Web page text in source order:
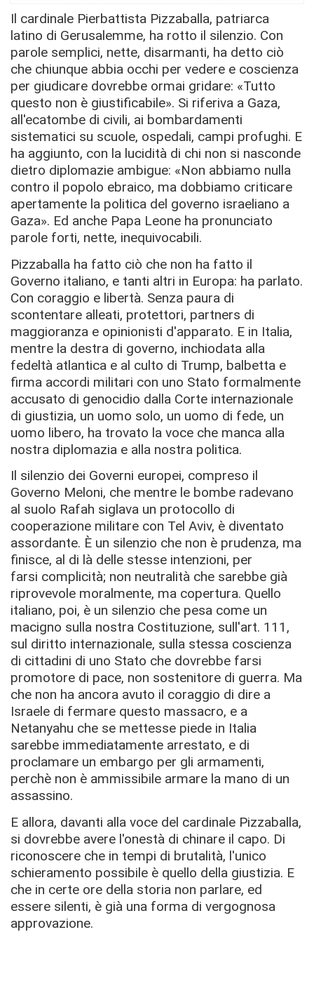
Il cardinale Pierbattista Pizzaballa, patriarca
latino di Gerusalemme, ha rotto il silenzio. Con
parole semplici, nette, disarmanti, ha detto ciò
che chiunque abbia occhi per vedere e coscienza
per giudicare dovrebbe ormai gridare: «Tutto
questo non è giustificabile». Si riferiva a Gaza,
all'ecatombe di civili, ai bombardamenti
sistematici su scuole, ospedali, campi profughi. E
ha aggiunto, con la lucidità di chi non si nasconde
dietro diplomazie ambigue: «Non abbiamo nulla
contro il popolo ebraico, ma dobbiamo criticare
apertamente la politica del governo israeliano a
Gaza». Ed anche Papa Leone ha pronunciato
parole forti, nette, inequivocabili.
Pizzaballa ha fatto ciò che non ha fatto il
Governo italiano, e tanti altri in Europa: ha parlato.
Con coraggio e libertà. Senza paura di
scontentare alleati, protettori, partners di
maggioranza e opinionisti d'apparato. E in Italia,
mentre la destra di governo, inchiodata alla
fedeltà atlantica e al culto di Trump, balbetta e
firma accordi militari con uno Stato formalmente
accusato di genocidio dalla Corte internazionale
di giustizia, un uomo solo, un uomo di fede, un
uomo libero, ha trovato la voce che manca alla
nostra diplomazia e alla nostra politica.
Il silenzio dei Governi europei, compreso il
Governo Meloni, che mentre le bombe radevano
al suolo Rafah siglava un protocollo di
cooperazione militare con Tel Aviv, è diventato
assordante. È un silenzio che non è prudenza, ma
finisce, al di là delle stesse intenzioni, per
farsi complicità; non neutralità che sarebbe già
riprovevole moralmente, ma copertura. Quello
italiano, poi, è un silenzio che pesa come un
macigno sulla nostra Costituzione, sull'art. 111,
sul diritto internazionale, sulla stessa coscienza
di cittadini di uno Stato che dovrebbe farsi
promotore di pace, non sostenitore di guerra. Ma
che non ha ancora avuto il coraggio di dire a
Israele di fermare questo massacro, e a
Netanyahu che se mettesse piede in Italia
sarebbe immediatamente arrestato, e di
proclamare un embargo per gli armamenti,
perchè non è ammissibile armare la mano di un
assassino.
E allora, davanti alla voce del cardinale Pizzaballa,
si dovrebbe avere l'onestà di chinare il capo. Di
riconoscere che in tempi di brutalità, l'unico
schieramento possibile è quello della giustizia. E
che in certe ore della storia non parlare, ed
essere silenti, è già una forma di vergognosa
approvazione.